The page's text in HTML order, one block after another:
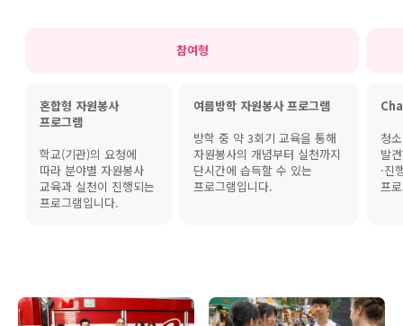
참여형
혼합형 자원봉사
프로그램
학교(기관)의 요청에
따라 분야별 자원봉사
교육과 실천이 진행되는
프로그램입니다.
여름방학 자원봉사 프로그램
방학 중 약 3회기 교육을 통해
자원봉사의 개념부터 실천까지
단시간에 습득할 수 있는
프로그램입니다.
청
발
·진
프